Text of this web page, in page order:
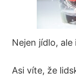
Nejen jídlo,
Asi víte, že